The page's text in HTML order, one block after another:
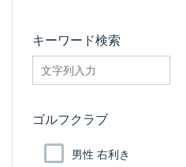
キーワード検索
searchfilter_pro
ゴルフクラブ
男性 右利き